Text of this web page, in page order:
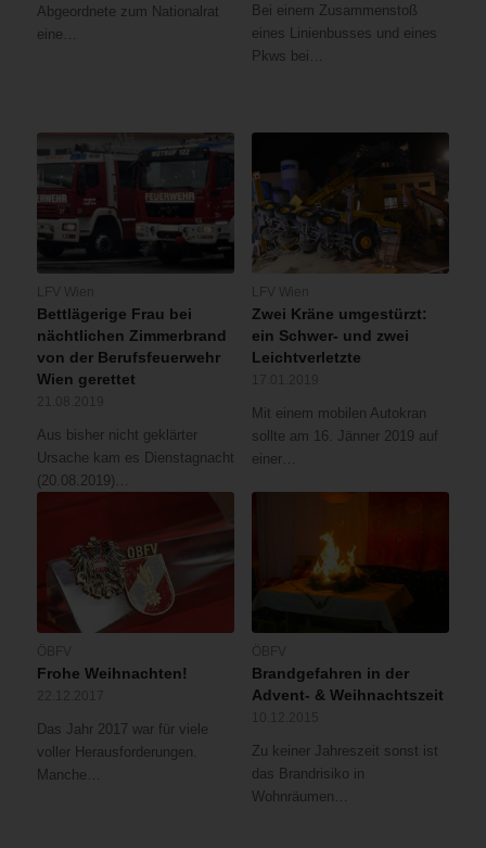
Abgeordnete zum Nationalrat
eine…
Bei einem Zusammenstoß
eines Linienbusses und eines
Pkws bei…
Bettlägerige Frau bei
nächtlichen Zimmerbrand
von der Berufsfeuerwehr
Wien gerettet
Aus bisher nicht geklärter
Ursache kam es Dienstagnacht
(20.08.2019)…
Zwei Kräne umgestürzt:
ein Schwer- und zwei
Leichtverletzte
Mit einem mobilen Autokran
sollte am 16. Jänner 2019 auf
einer…
Frohe Weihnachten!
Das Jahr 2017 war für viele
voller Herausforderungen.
Manche…
Brandgefahren in der
Advent- & Weihnachtszeit
Zu keiner Jahreszeit sonst ist
das Brandrisiko in
Wohnräumen…